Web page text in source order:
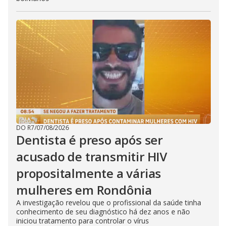
DO R7/07/08/2026
Dentista é preso após ser
acusado de transmitir HIV
propositalmente a várias
mulheres em Rondônia
A investigação revelou que o profissional da saúde tinha
conhecimento de seu diagnóstico há dez anos e não
iniciou tratamento para controlar o vírus